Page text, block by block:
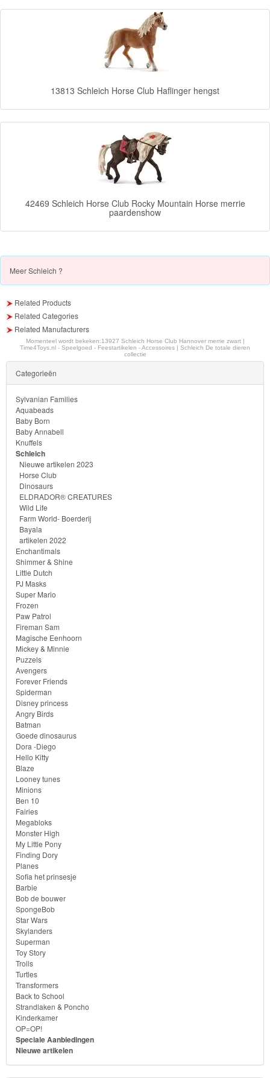
Batman
Diego
Looney
tunes
Minions
Ben
10
Fairies
Megabloks
Monster
High
My
Little
Pony
Finding
Dory
Planes
Sofia
het
prinsesje
Barbie
Bob
de
bouwer
SpongeBob
Star
Wars
Skylanders
Superman
Toy
Story
Trolls
Turtles
Transformers
Back
to
School
Strandlaken
&
Poncho
13813 Schleich Horse Club Haflinger hengst
42469 Schleich Horse Club Rocky Mountain Horse merrie
paardenshow
MeerSchleich ?
Related Products
Related Categories
Related Manufacturers
Momenteel wordt bekeken:13927 Schleich Horse Club Hannover merrie zwart |
Time4Toys.nl - Speelgoed - Feestartikelen - Accessoires | Schleich De totale dieren
collectie
Categorieën
Sylvanian Families
Aquabeads
Baby Born
Baby Annabell
Knuffels
Schleich
Nieuwe artikelen 2023
Horse Club
Dinosaurs
ELDRADOR® CREATURES
Wild Life
Farm World- Boerderij
Bayala
artikelen 2022
Enchantimals
Shimmer & Shine
Little Dutch
PJ Masks
Super Mario
Frozen
Paw Patrol
Fireman Sam
Magische Eenhoorn
Mickey & Minnie
Puzzels
Avengers
Forever Friends
Spiderman
Disney princess
Angry Birds
Batman
Goede dinosaurus
Dora -Diego
Hello Kitty
Blaze
Looney tunes
Minions
Ben 10
Fairies
Megabloks
Monster High
My Little Pony
Finding Dory
Planes
Sofia het prinsesje
Barbie
Bob de bouwer
SpongeBob
Star Wars
Skylanders
Superman
Toy Story
Trolls
Turtles
Transformers
Back to School
Strandlaken & Poncho
Kinderkamer
OP=OP!
Speciale Aanbiedingen
Nieuwe artikelen